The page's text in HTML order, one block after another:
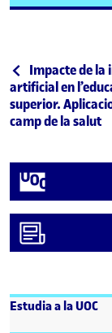
Entrada anterior
Impacte de la
artificial en
superior.
camp de la salut
Estudia a la UOC